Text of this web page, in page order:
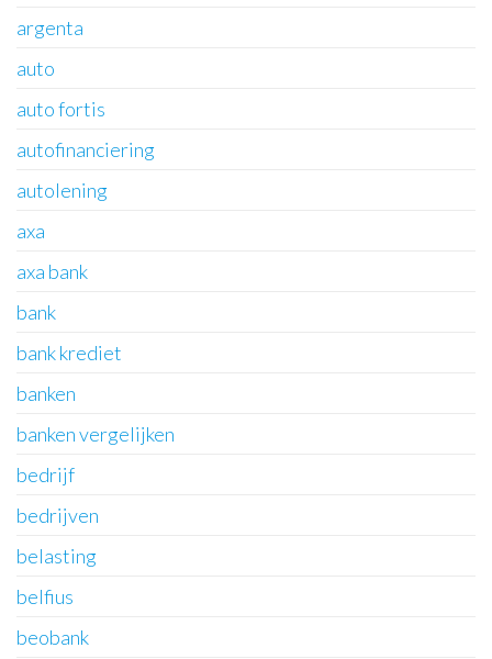
argenta
auto
auto fortis
autofinanciering
autolening
axa
axa bank
bank
bank krediet
banken
banken vergelijken
bedrijf
bedrijven
belasting
belfius
beobank